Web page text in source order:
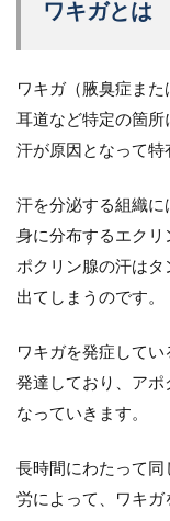
ワキガとは
ワキガ（腋臭症ま
耳道など特定の箇所
汗が原因となって特
汗を分泌する組織
身に分布するエク
ポクリン腺の汗は
出てしまうのです。
ワキガを発症して
発達しており、アポ
なっていきます。
長時間にわたって
労によって、ワキ